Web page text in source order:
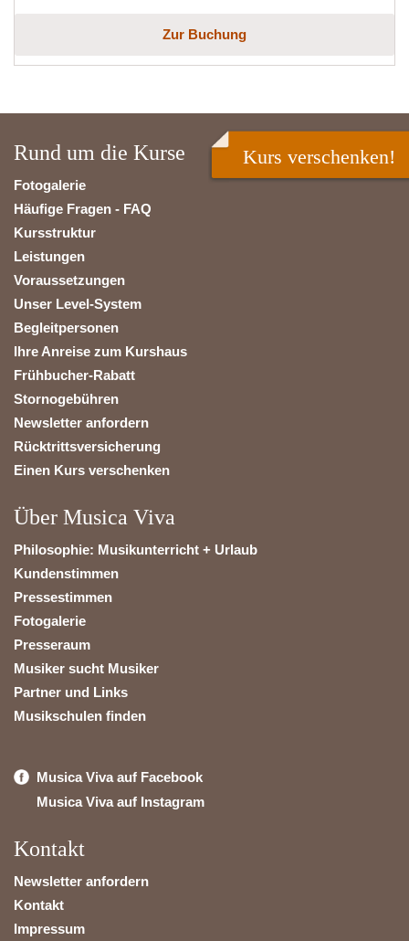
Zur Buchung
Rund um die Kurse
Fotogalerie
Häufige Fragen - FAQ
Kursstruktur
Leistungen
Voraussetzungen
Unser Level-System
Begleitpersonen
Ihre Anreise zum Kurshaus
Frühbucher-Rabatt
Stornogebühren
Newsletter anfordern
Rücktrittsversicherung
Einen Kurs verschenken
Über Musica Viva
Philosophie: Musikunterricht + Urlaub
Kundenstimmen
Pressestimmen
Fotogalerie
Presseraum
Musiker sucht Musiker
Partner und Links
Musikschulen finden
Musica Viva auf Facebook
Musica Viva auf Instagram
Kontakt
Newsletter anfordern
Kontakt
Impressum
Kurs verschenken!